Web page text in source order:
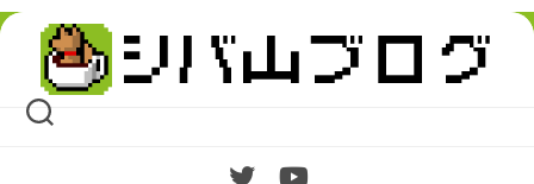
Skip
content
D
GUNS
Reload
ed】パ